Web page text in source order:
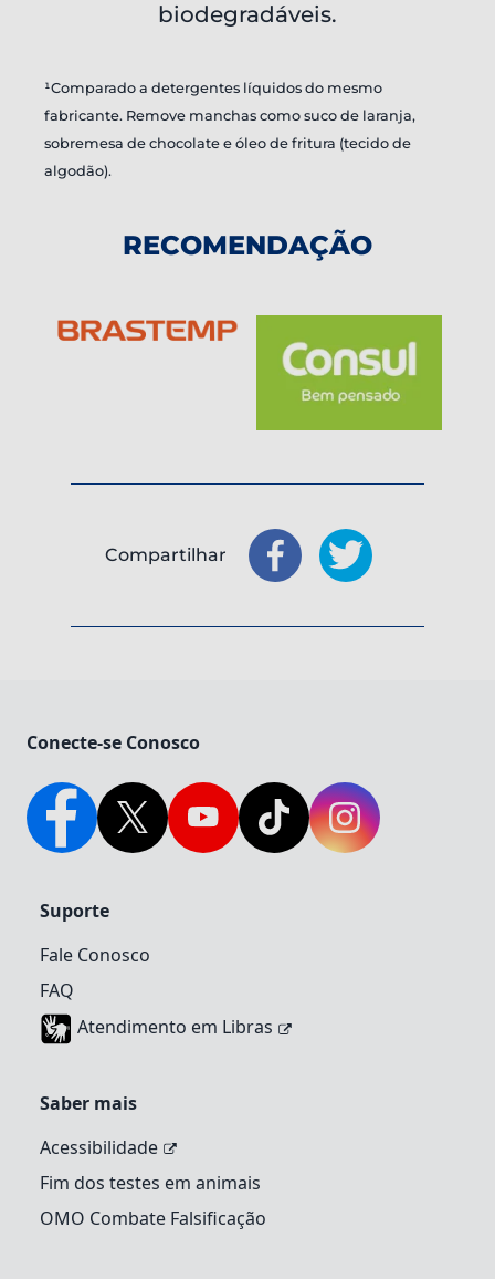
biodegradáveis.
¹Comparado a detergentes líquidos do mesmo
fabricante. Remove manchas como suco de laranja,
sobremesa de chocolate e óleo de fritura (tecido de
algodão).
RECOMENDAÇÃO
Compartilhar
CompartilharCompartilhar
Conecte-se Conosco
FacebookTwitter YouTubeTikTok Instagram
Suporte
Fale Conosco
FAQ
Atendimento em Libras
Saber mais
Acessibilidade
Fim dos testes em animais
OMO Combate Falsificação